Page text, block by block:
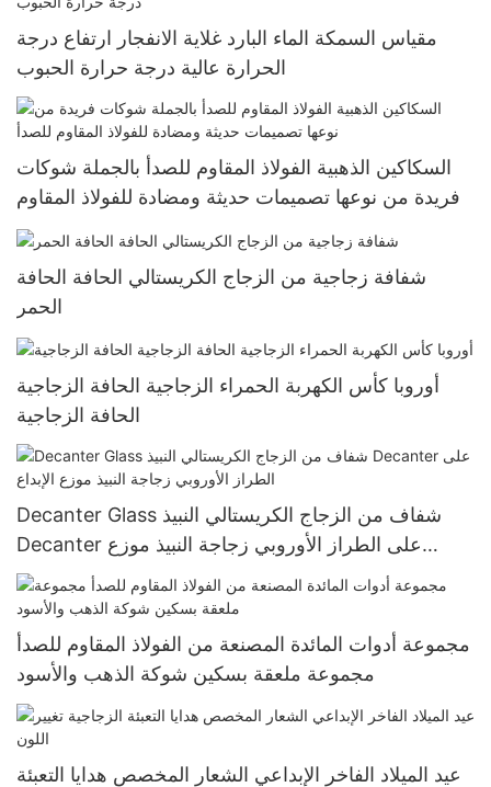
مقياس السمكة الماء البارد غلاية الانفجار ارتفاع درجة
الحرارة عالية درجة حرارة الحبوب
السكاكين الذهبية الفولاذ المقاوم للصدأ بالجملة شوكات
فريدة من نوعها تصميمات حديثة ومضادة للفولاذ المقاوم
للصدأ
شفافة زجاجية من الزجاج الكريستالي الحافة الحافة
الحمر
أوروبا كأس الكهربة الحمراء الزجاجية الحافة الزجاجية
الحافة الزجاجية
Decanter Glass شفاف من الزجاج الكريستالي النبيذ
Decanter على الطراز الأوروبي زجاجة النبيذ موزع
الإبداع
مجموعة أدوات المائدة المصنعة من الفولاذ المقاوم للصدأ
مجموعة ملعقة بسكين شوكة الذهب والأسود
عيد الميلاد الفاخر الإبداعي الشعار المخصص هدايا التعبئة